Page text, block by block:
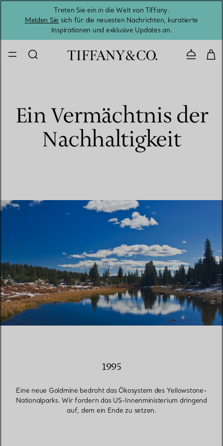
Treten Sie ein in die Welt von Tiffany.
Melden Sie sich für die neuesten Nachrichten, kuratierte
Inspirationen und exklusive Updates an.
Ein Vermächtnis der
Nachhaltigkeit
1995
Eine neue Goldmine bedroht das Ökosystem des Yellowstone-
Nationalparks. Wir fordern das US-Innenministerium dringend
auf, dem ein Ende zu setzen.